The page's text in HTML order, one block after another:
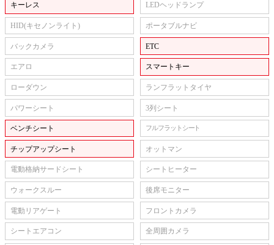
キーレス LEDヘッドランプ
HID(キセノンライト) ポータブルナビ
バックカメラ ETC
エアロ スマートキー
ローダウン ランフラットタイヤ
パワーシート 3列シート
ベンチシート フルフラットシート
チップアップシート オットマン
電動格納サードシート シートヒーター
ウォークスルー 後席モニター
電動リアゲート フロントカメラ
シートエアコン 全周囲カメラ